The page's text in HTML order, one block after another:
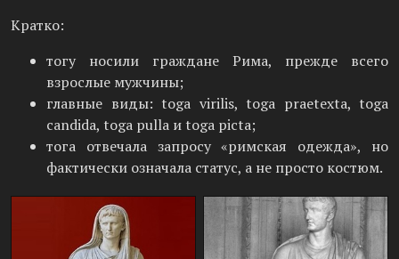
Кратко:
тогу носили граждане Рима, прежде всего
взрослые мужчины;
главные виды: toga virilis, toga praetexta, toga
candida, toga pulla и toga picta;
тога отвечала запросу «римская одежда», но
фактически означала статус, а не просто костюм.